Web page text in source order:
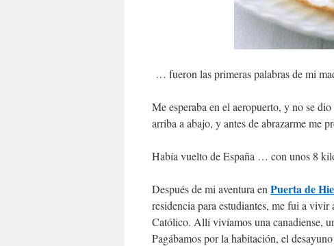
… fueron las primeras palabras de mi
Me esperaba en el aeropuerto, y no se
arriba a abajo, y antes de abrazarme me
Había vuelto de España … con unos 8
Después de mi aventura en Puerta de
residencia para estudiantes, me fui a
Católico. Allí vivíamos una canadiense,
Pagábamos por la habitación, el